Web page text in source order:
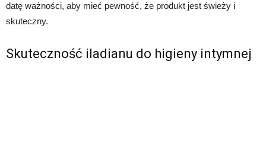
datę ważności, aby mieć pewność, że produkt jest świeży i
skuteczny.
Skuteczność iladianu do higieny intymnej